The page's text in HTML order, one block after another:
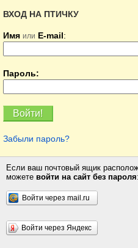
ВХОД НА ПТИЧКУ
Имя или E-mail:
Пароль:
Забыли пароль?
Если ваш почтовый ящик
можете войти на сайт без пароля:
Войти через mail.ru
Войти через Яндекс